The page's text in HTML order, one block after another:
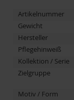
Artikelnummer
Gewicht
Hersteller
Pflegehinweiß
Kollektion / Serie
Zielgruppe
Motiv / Form